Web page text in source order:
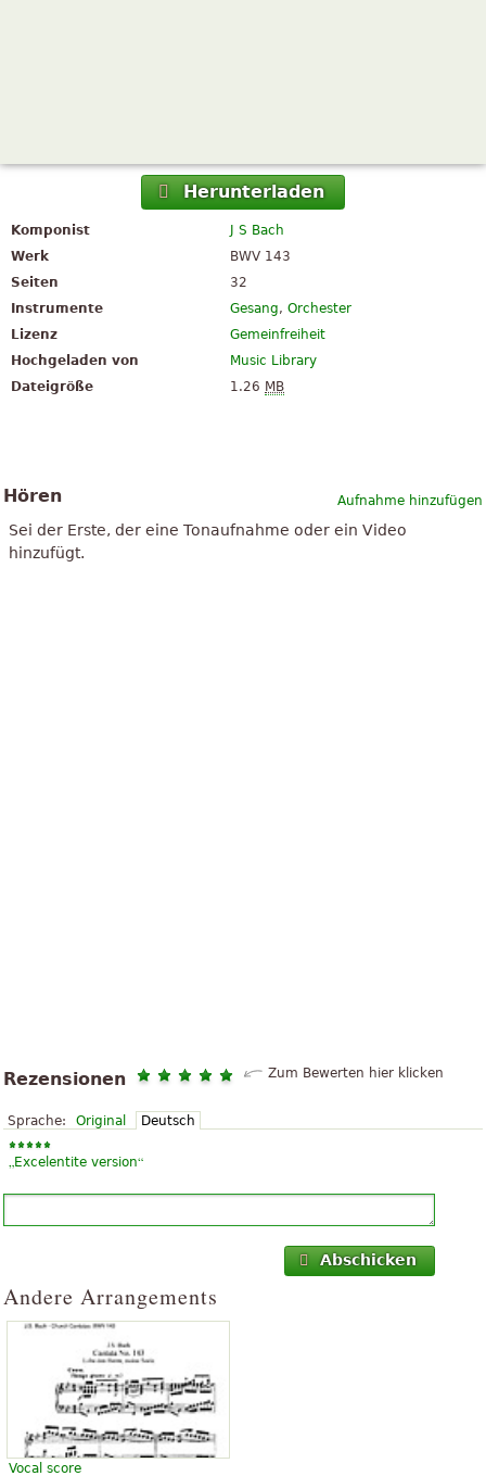
Herunterladen
Komponist
J S Bach
Werk
BWV 143
Seiten
32
Instrumente
Gesang,Orchester
Lizenz
Gemeinfreiheit
Hochgeladen von
Music Library
Dateigröße
1.26 MB
Aufnahme hinzufügen
Hören
Sei der Erste, der eine Tonaufnahme oder ein Video
hinzufügt.
Rezensionen Zum Bewerten hier klicken
Sprache: Original Deutsch
„Excelentite version“
Abschicken
Andere Arrangements
Vocal score